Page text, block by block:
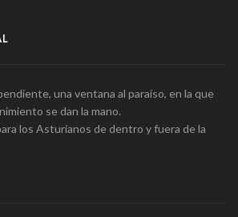
una ventana al paraíso, en la que
se dan la mano.
los Asturianos de dentro y fuera de la